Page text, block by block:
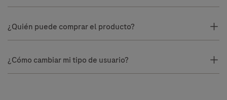
¿Quién puede comprar el producto?
¿Cómo cambiar mi tipo de usuario?